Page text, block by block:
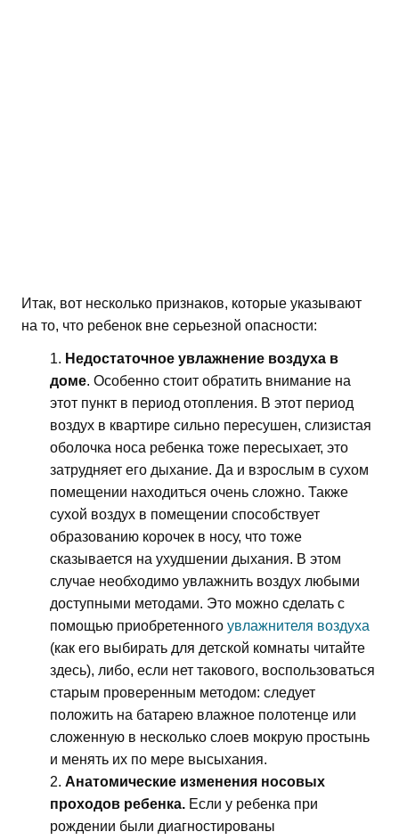
Итак, вот несколько признаков, которые указывают
на то, что ребенок вне серьезной опасности:
Недостаточное увлажнение воздуха в
доме. Особенно стоит обратить внимание на
этот пункт в период отопления. В этот период
воздух в квартире сильно пересушен, слизистая
оболочка носа ребенка тоже пересыхает, это
затрудняет его дыхание. Да и взрослым в сухом
помещении находиться очень сложно. Также
сухой воздух в помещении способствует
образованию корочек в носу, что тоже
сказывается на ухудшении дыхания. В этом
случае необходимо увлажнить воздух любыми
доступными методами. Это можно сделать с
помощью приобретенного увлажнителя воздуха
(как его выбирать для детской комнаты читайте
здесь), либо, если нет такового, воспользоваться
старым проверенным методом: следует
положить на батарею влажное полотенце или
сложенную в несколько слоев мокрую простынь
и менять их по мере высыхания.
Анатомические изменения носовых
проходов ребенка. Если у ребенка при
рождении были диагностированы